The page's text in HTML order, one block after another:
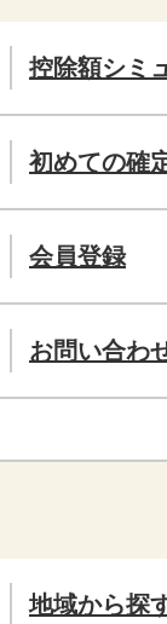
控除額シミ
初めての確
会員登録
お問い合わ
地域から探